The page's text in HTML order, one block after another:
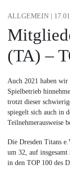
ALLGEMEIN |
(TA) –
Auch 2021 haben wir
Spielbetrieb
trotzt dieser
spiegelt sich auch in
Teilnehmerausweise
Die Dresden Titans
um 32, auf insgesamt
in den TOP 100 des